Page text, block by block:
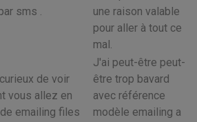
sms .
une raison valable
pour aller à tout ce
mal.
de voir
vous allez en
emailing files
J'ai peut-être peut-
être trop bavard
avec référence
modèle emailing a